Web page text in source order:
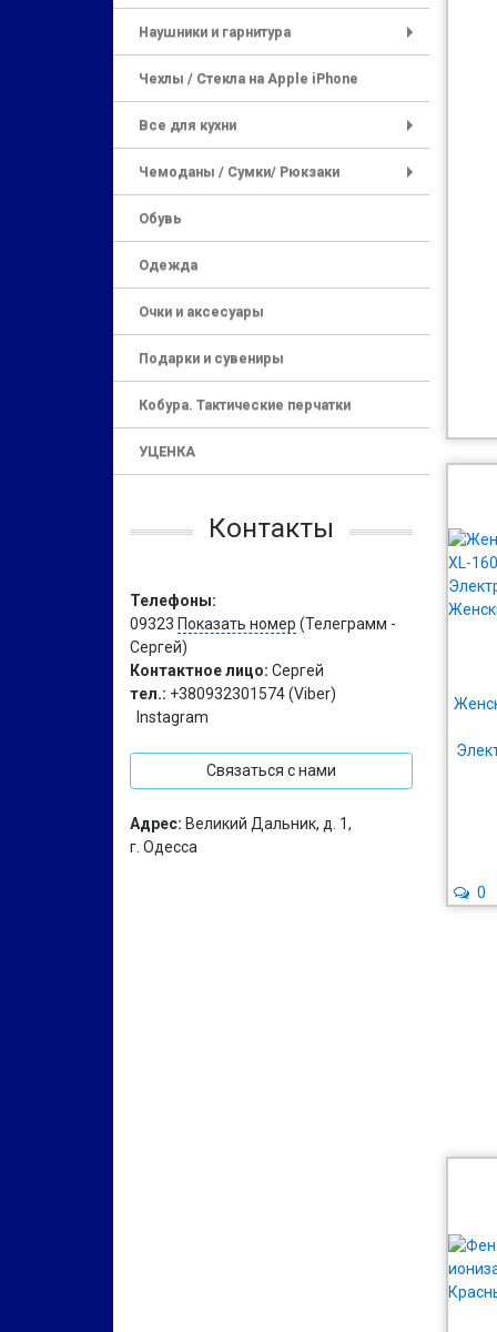
Наушники и гарнитура
Чехлы / Стекла на Apple iPhone
Все для кухни
Чемоданы / Сумки/ Рюкзаки
Обувь
Одежда
Очки и аксесуары
Подарки и сувениры
Кобура. Тактические перчатки
УЦЕНКА
Контакты
Телефоны:
09323 Показать номер (Телеграмм -
Сергей)
Контактное лицо: Сергей
тел.: +380932301574 (Viber)
Instagram
Связаться с нами
Адрес: Великий Дальник, д. 1,
г. Одесса
0